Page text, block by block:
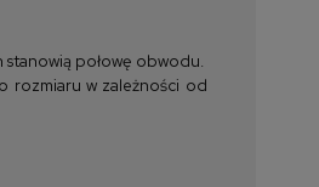
stanowią połowę obwodu.
rozmiaru w zależności od